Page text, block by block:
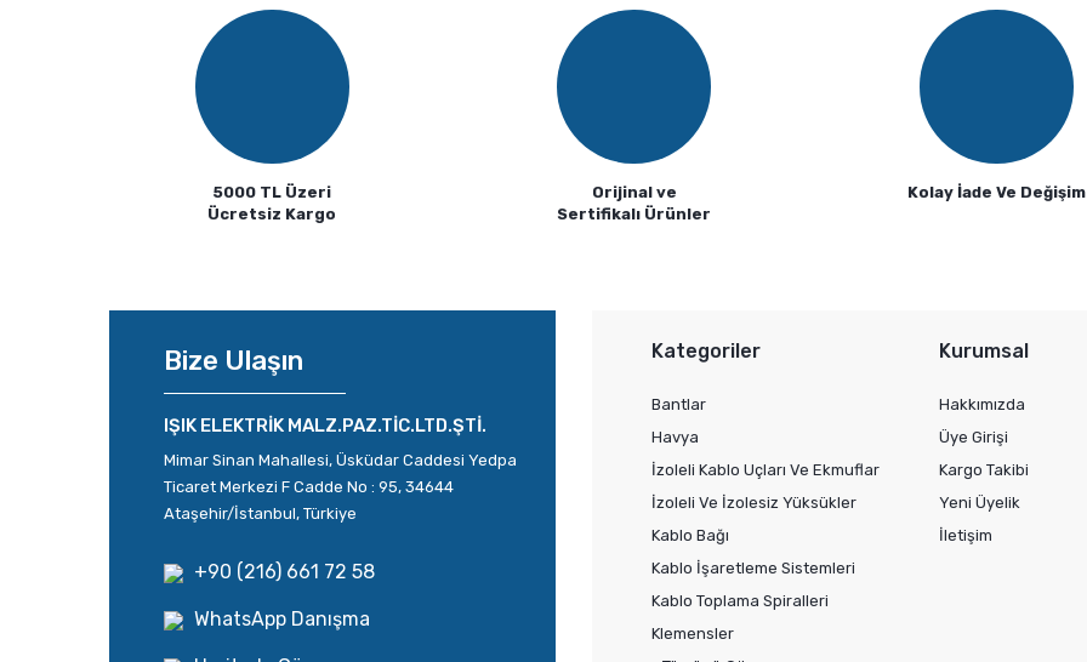
Ürün bilgilerinde hatalar bulunuyor.
Ürün fiyatı diğer sitelerden daha pahalı.
Bu ürüne benzer farklı alternatifler olmalı.
5000 TL Üzeri
Ücretsiz Kargo
Orijinal ve
Sertifikalı Ürünler
Kolay İade Ve Değişim
Bize Ulaşın
IŞIK ELEKTRİK MALZ.PAZ.TİC.LTD.ŞTİ.
Mimar Sinan Mahallesi, Üsküdar Caddesi Yedpa
Ticaret Merkezi F Cadde No : 95, 34644
Ataşehir/İstanbul, Türkiye
+90 (216) 661 72 58
WhatsApp Danışma
Kategoriler
Bantlar
Havya
İzoleli Kablo Uçları Ve Ekmuflar
İzoleli Ve İzolesiz Yüksükler
Kablo Bağı
Kablo İşaretleme Sistemleri
Kablo Toplama Spiralleri
Klemensler
Kurumsal
Hakkımızda
Üye Girişi
Kargo Takibi
Yeni Üyelik
İletişim